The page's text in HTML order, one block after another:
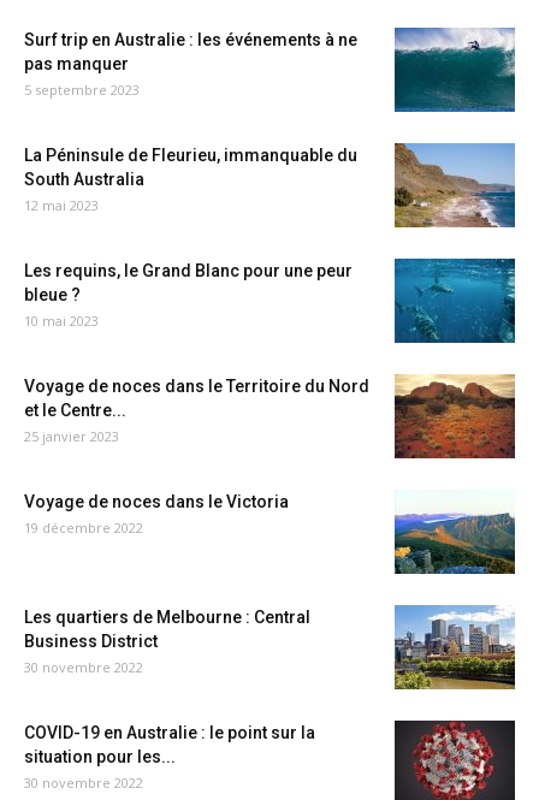
Surf trip en Australie : les événements à ne
pas manquer
5 septembre 2023
La Péninsule de Fleurieu, immanquable du
South Australia
12 mai 2023
Les requins, le Grand Blanc pour une peur
bleue ?
10 mai 2023
Voyage de noces dans le Territoire du Nord
et le Centre...
25 janvier 2023
Voyage de noces dans le Victoria
19 décembre 2022
Les quartiers de Melbourne : Central
Business District
30 novembre 2022
COVID-19 en Australie : le point sur la
situation pour les...
30 novembre 2022